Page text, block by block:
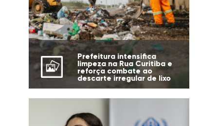
Prefeitura intensifica
limpeza na Rua Curitiba e
reforça combate ao
descarte irregular de lixo